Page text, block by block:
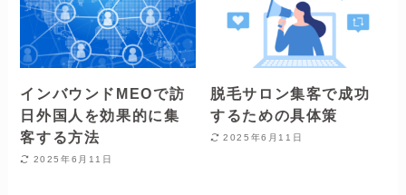
インバウンドMEOで訪
日外国人を効果的に集
客する方法
2025年6月11日
脱毛サロン集客で成功
するための具体策
2025年6月11日